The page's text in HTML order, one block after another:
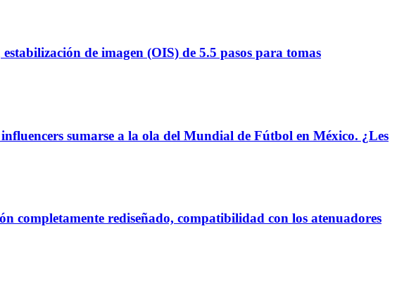
de imagen (OIS) de 5.5 pasos para tomas
sumarse a la ola del Mundial de Fútbol en México. ¿Les
completamente rediseñado, compatibilidad con los atenuadores